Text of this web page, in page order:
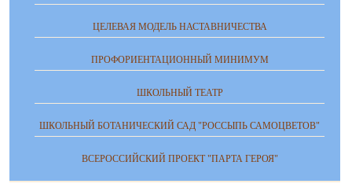
ЦЕЛЕВАЯ МОДЕЛЬ НАСТАВНИЧЕСТВА
ПРОФОРИЕНТАЦИОННЫЙ МИНИМУМ
ШКОЛЬНЫЙ ТЕАТР
ШКОЛЬНЫЙ БОТАНИЧЕСКИЙ САД "РОССЫПЬ САМОЦВЕТОВ"
ВСЕРОССИЙСКИЙ ПРОЕКТ "ПАРТА ГЕРОЯ"